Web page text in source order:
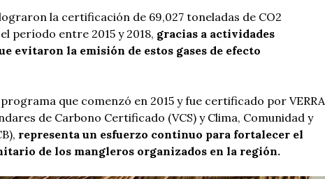
la certificación de 69,027 toneladas de CO2
período entre 2015 y 2018, gracias a actividades
evitaron la emisión de estos gases de efecto
que comenzó en 2015 y fue certificado por VERRA
de Carbono Certificado (VCS) y Clima, Comunidad y
representa un esfuerzo continuo para fortalecer el
de los mangleros organizados en la región.